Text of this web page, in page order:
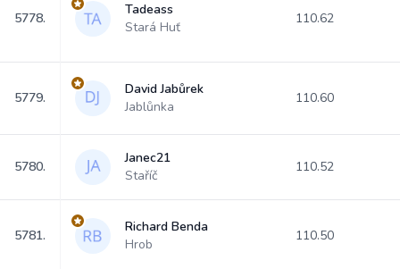
5778.
Tadeass
Stará Huť
110.62
5779.
David Jabůrek
Jablůnka
110.60
5780.
Janec21
Staříč
110.52
5781.
Richard Benda
Hrob
110.50